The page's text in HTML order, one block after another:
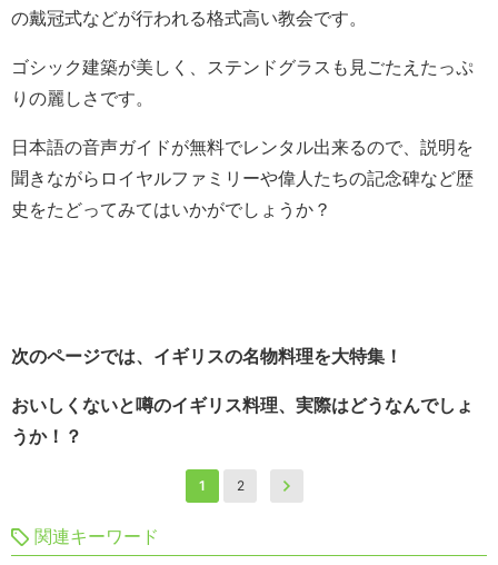
の戴冠式などが行われる格式高い教会です。
ゴシック建築が美しく、ステンドグラスも見ごたえたっぷ
りの麗しさです。
日本語の音声ガイドが無料でレンタル出来るので、説明を
聞きながらロイヤルファミリーや偉人たちの記念碑など歴
史をたどってみてはいかがでしょうか？
次のページでは、イギリスの名物料理を大特集！
おいしくないと噂のイギリス料理、実際はどうなんでしょ
うか！？
1 2
関連キーワード